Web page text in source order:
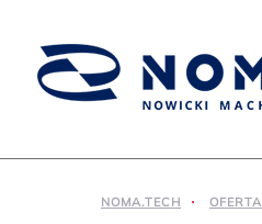
NOMA.TECH OFERTA